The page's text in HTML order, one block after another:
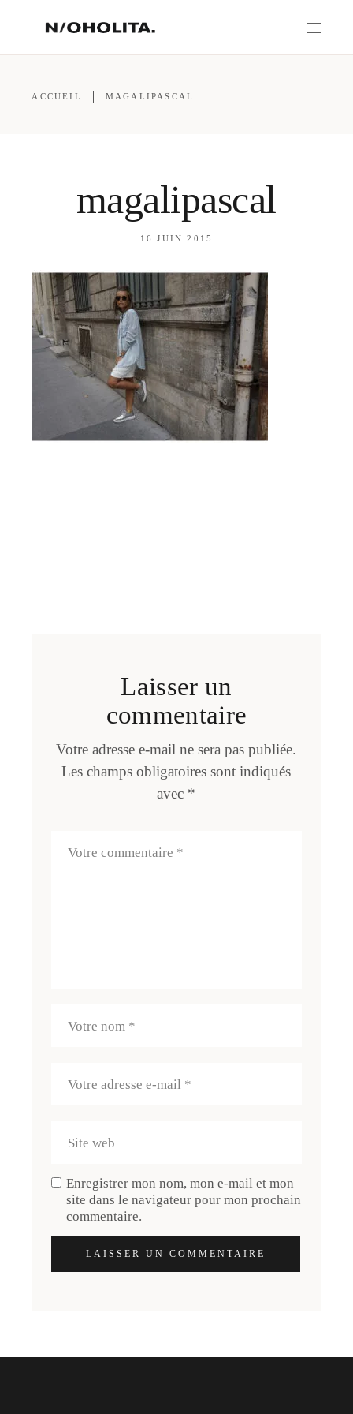
ACCUEIL MAGALIPASCAL
magalipascal
16 JUIN 2015
Laisser un
commentaire
Votre adresse e-mail ne sera pas publiée.
Les champs obligatoires sont indiqués
avec *
Enregistrer mon nom, mon e-mail et mon
site dans le navigateur pour mon prochain
commentaire.
LAISSER UN COMMENTAIRE